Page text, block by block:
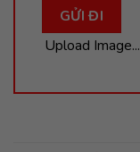
Upload Image...